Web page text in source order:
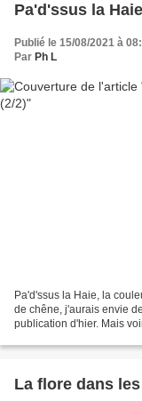
Pa'd'ssus la
Publié le 15/08/2021 à
Par Ph L
Pa'd'ssus la Haie, la
de chêne, j'aurais envie
publication d'hier. Mais
La flore dans